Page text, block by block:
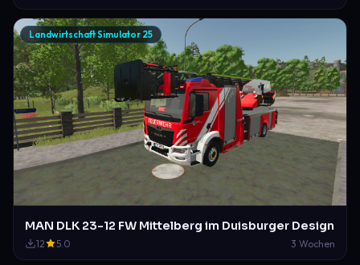
Landwirtschaft Simulator 25
MAN DLK 23-12 FW Mittelberg im Duisburger Design
12 5.0 3 Wochen